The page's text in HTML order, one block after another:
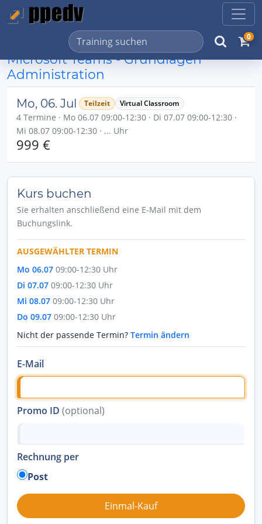
0
Microsoft Teams - Grundlagen
Administration
Mo, 06. Jul Teilzeit Virtual Classroom
4 Termine · Mo 06.07 09:00-12:30 · Di 07.07 09:00-12:30 ·
Mi 08.07 09:00-12:30 · ... Uhr
999 €
Kurs buchen
Sie erhalten anschließend eine E-Mail mit dem
Buchungslink.
AUSGEWÄHLTER TERMIN
Mo 06.07 09:00-12:30 Uhr
Di 07.07 09:00-12:30 Uhr
Mi 08.07 09:00-12:30 Uhr
Do 09.07 09:00-12:30 Uhr
Nicht der passende Termin? Termin ändern
E-Mail
Promo ID (optional)
Rechnung per
Post